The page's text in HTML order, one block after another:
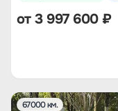
от3 997 600₽
67000 км.